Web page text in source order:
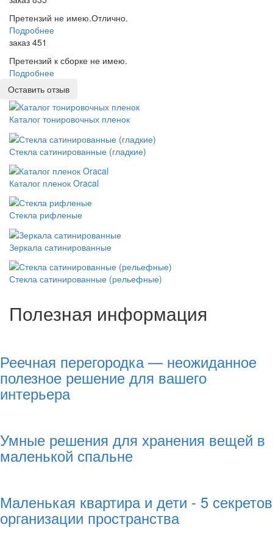
Претензий не имею.Отлично.
Подробнее
заказ 451
Претензий к сборке не имею.
Подробнее
Оставить отзыв
Каталог тонировочных пленок
Стекла сатинированные (гладкие)
Каталог пленок Oracal
Стекла рифленые
Зеркала сатинированные
Стекла сатинированные (рельефные)
Полезная информация
Реечная перегородка — неожиданное
полезное решение для вашего
интерьера
Умные решения для хранения вещей в
маленькой спальне
Маленькая квартира и дети - 5 секретов
организации пространства